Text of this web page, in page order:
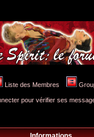
Liste des Membres
pour vérifier ses